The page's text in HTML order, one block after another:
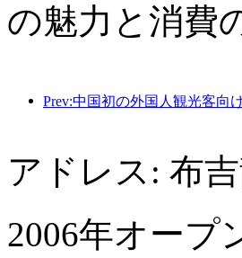
の魅力と消費
アドレス: 布
2006年オープ